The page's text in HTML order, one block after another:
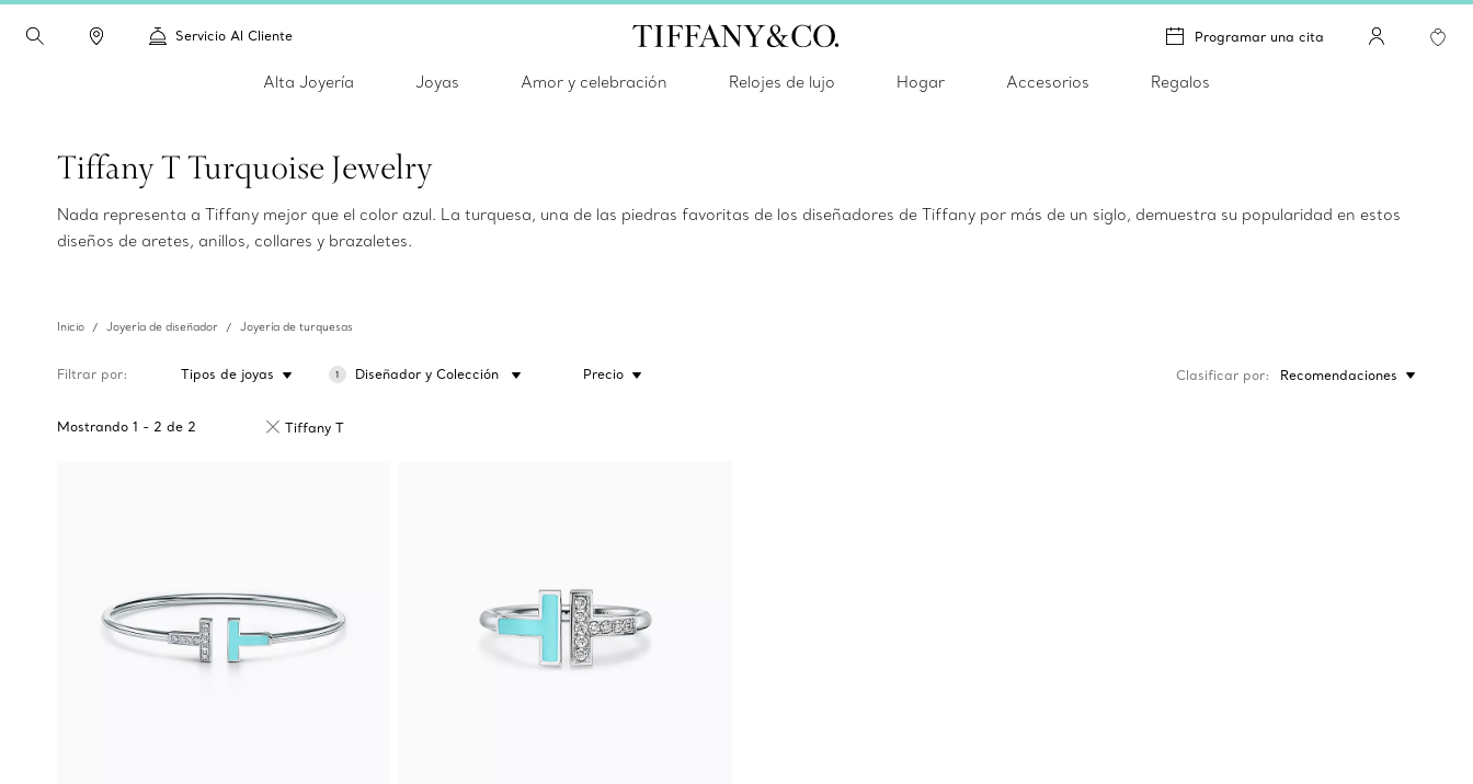
Servicio Al Cliente Programar una cita
Alta Joyería Joyas Amor y celebración Relojes de lujo Hogar Accesorios Regalos
Tiffany T Turquoise Jewelry
Nada representa a Tiffany mejor que el color azul. La turquesa, una de las piedras favoritas de los diseñadores de Tiffany por más de un siglo, demuestra su popularidad en estos
diseños de aretes, anillos, collares y brazaletes.
Inicio Joyería de diseñador Joyería de turquesas
Filtrar por Tipos de joyas 1 Diseñador y Colección Precio
Mostrando 1 - 2 de 2 Tiffany T
Clasificar por Recomendaciones